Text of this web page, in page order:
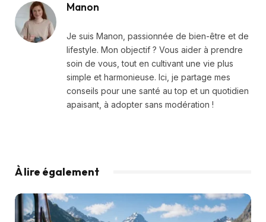
Manon
Je suis Manon, passionnée de bien-être et de
lifestyle. Mon objectif ? Vous aider à prendre
soin de vous, tout en cultivant une vie plus
simple et harmonieuse. Ici, je partage mes
conseils pour une santé au top et un quotidien
apaisant, à adopter sans modération !
À lire également